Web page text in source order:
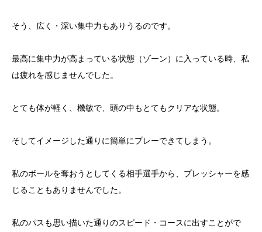
そう、広く・深い集中力もありうるのです。
最高に集中力が高まっている状態（ゾーン）に入っている時、私
は疲れを感じませんでした。
とても体が軽く、機敏で、頭の中もとてもクリアな状態。
そしてイメージした通りに簡単にプレーできてしまう。
私のボールを奪おうとしてくる相手選手から、プレッシャーを感
じることもありませんでした。
私のパスも思い描いた通りのスピード・コースに出すことがで